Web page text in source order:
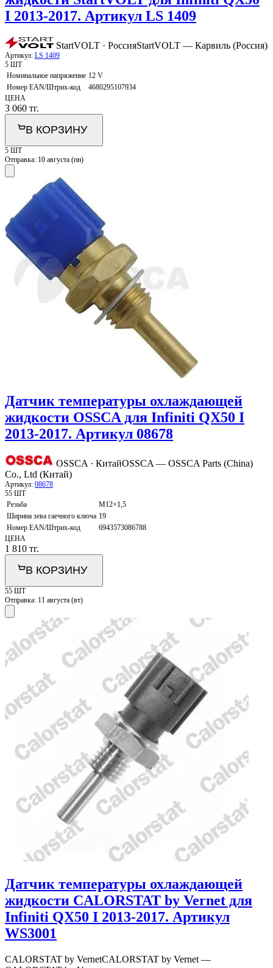
I 2013-2017. Артикул LS 1409
StartVOLT · РоссияStartVOLT — Карвиль (Россия)
Артикул: LS 1409
5 ШТ
Номинальное напряжение 12 V
Номер EAN/Штрих-код
4680295107934
ЦЕНА
3 060 тг.
В КОРЗИНУ
5 ШТ
Отправка: 10 августа (пн)
Датчик температуры охлаждающей
жидкости OSSCA для Infiniti QX50 I
2013-2017. Артикул 08678
OSSCA · КитайOSSCA — OSSCA Parts (China)
Co., Ltd (Китай)
Артикул: 08678
55 ШТ
Резьба
M12×1,5
Ширина зева гаечного ключа 19
Номер EAN/Штрих-код
6943573086788
ЦЕНА
1 810 тг.
В КОРЗИНУ
55 ШТ
Отправка: 11 августа (вт)
Датчик температуры охлаждающей
жидкости CALORSTAT by Vernet для
Infiniti QX50 I 2013-2017. Артикул
WS3001
CALORSTAT by VernetCALORSTAT by Vernet —